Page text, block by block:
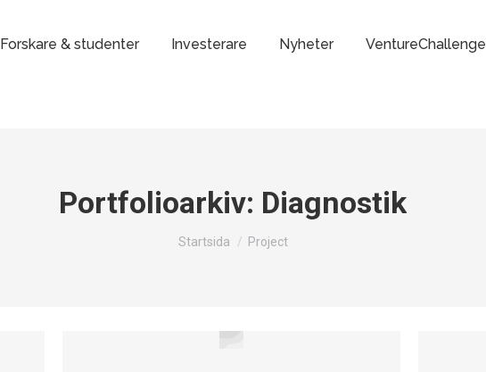
Forskare & studenter Investerare Nyheter VentureChallenge
Portfolioarkiv: Diagnostik
Du är här:
Startsida Project